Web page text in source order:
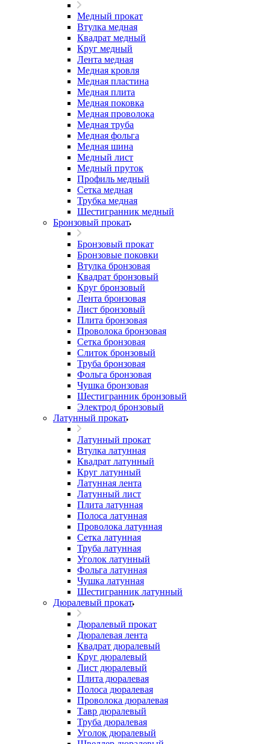
Медный прокат
Втулка медная
Квадрат медный
Круг медный
Лента медная
Медная кровля
Медная пластина
Медная плита
Медная поковка
Медная проволока
Медная труба
Медная фольга
Медная шина
Медный лист
Медный пруток
Профиль медный
Сетка медная
Трубка медная
Шестигранник медный
Бронзовый прокат
Бронзовый прокат
Бронзовые поковки
Втулка бронзовая
Квадрат бронзовый
Круг бронзовый
Лента бронзовая
Лист бронзовый
Плита бронзовая
Проволока бронзовая
Сетка бронзовая
Слиток бронзовый
Труба бронзовая
Фольга бронзовая
Чушка бронзовая
Шестигранник бронзовый
Электрод бронзовый
Латунный прокат
Латунный прокат
Втулка латунная
Квадрат латунный
Круг латунный
Латунная лента
Латунный лист
Плита латунная
Полоса латунная
Проволока латунная
Сетка латунная
Труба латунная
Уголок латунный
Фольга латунная
Чушка латунная
Шестигранник латунный
Дюралевый прокат
Дюралевый прокат
Дюралевая лента
Квадрат дюралевый
Круг дюралевый
Лист дюралевый
Плита дюралевая
Полоса дюралевая
Проволока дюралевая
Тавр дюралевый
Труба дюралевая
Уголок дюралевый